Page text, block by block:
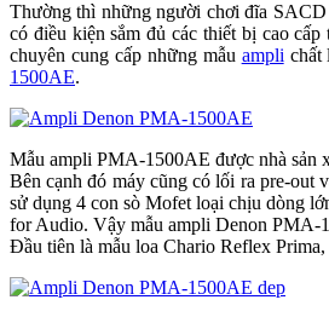
Thường thì những người chơi đĩa SACD
có điều kiện sắm đủ các thiết bị cao
chuyên cung cấp những mẫu ampli chất
1500AE.
Mẫu ampli PMA-1500AE được nhà sản
Bên cạnh đó máy cũng có lối ra pre-out
sử dụng 4 con sò Mofet loại chịu dòng
for Audio. Vậy mẫu ampli Denon PMA-
Đầu tiên là mẫu loa Chario Reflex